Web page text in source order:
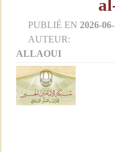
PUBLIÉ EN 2026-
AUTEUR:
ALLAOUI